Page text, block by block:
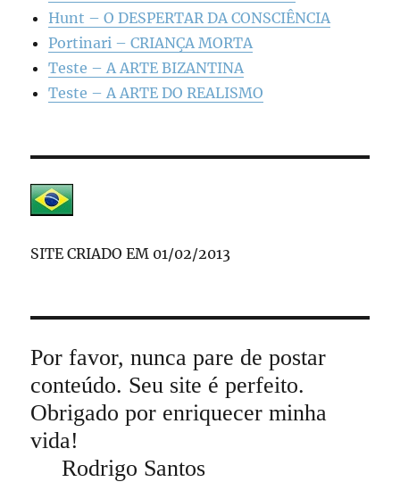
Hunt – O DESPERTAR DA CONSCIÊNCIA
Portinari – CRIANÇA MORTA
Teste – A ARTE BIZANTINA
Teste – A ARTE DO REALISMO
SITE CRIADO EM 01/02/2013
Por favor, nunca pare de postar
conteúdo. Seu site é perfeito.
Obrigado por enriquecer minha
vida!
Rodrigo Santos